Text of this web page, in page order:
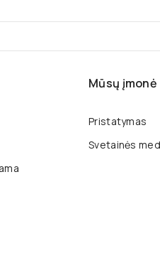
Mūsų įmonė
Pristatymas
Svetainės